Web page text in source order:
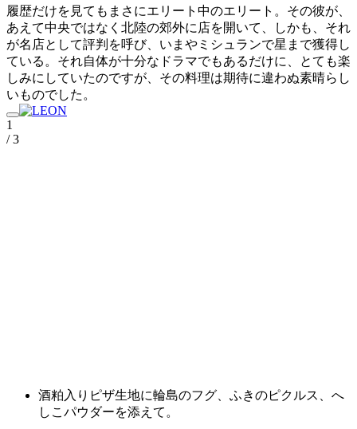
履歴だけを見てもまさにエリート中のエリート。その彼が、
あえて中央ではなく北陸の郊外に店を開いて、しかも、それ
が名店として評判を呼び、いまやミシュランで星まで獲得し
ている。それ自体が十分なドラマでもあるだけに、とても楽
しみにしていたのですが、その料理は期待に違わぬ素晴らし
いものでした。
1
/ 3
酒粕入りピザ生地に輪島のフグ、ふきのピクルス、へ
しこパウダーを添えて。